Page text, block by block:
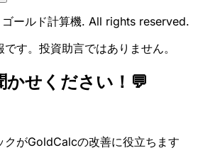
ールド計算機. All rights reserved.
す。投資助言ではありません。
かせください！💬
クがGoldCalcの改善に役立ちます